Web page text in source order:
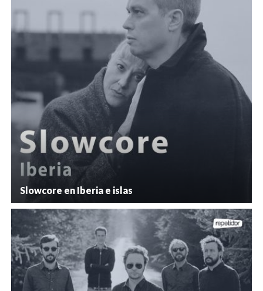
Slowcore en Iberia e islas